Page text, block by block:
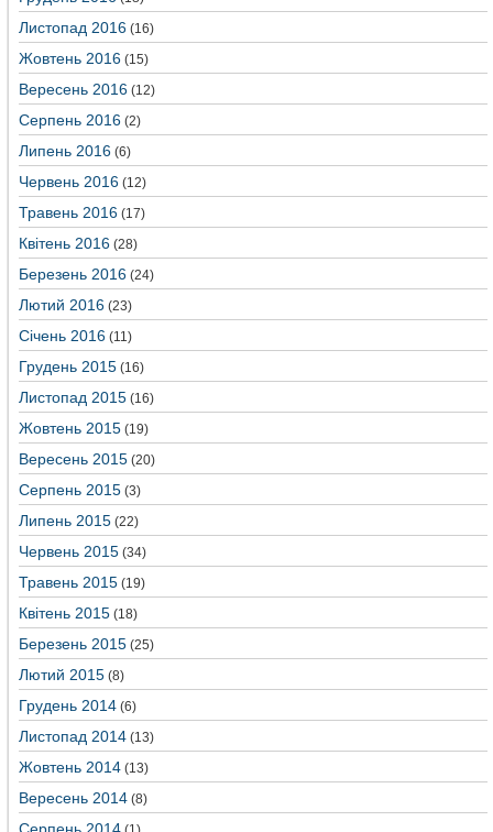
Листопад 2016 (16)
Жовтень 2016 (15)
Вересень 2016 (12)
Серпень 2016 (2)
Липень 2016 (6)
Червень 2016 (12)
Травень 2016 (17)
Квітень 2016 (28)
Березень 2016 (24)
Лютий 2016 (23)
Січень 2016 (11)
Грудень 2015 (16)
Листопад 2015 (16)
Жовтень 2015 (19)
Вересень 2015 (20)
Серпень 2015 (3)
Липень 2015 (22)
Червень 2015 (34)
Травень 2015 (19)
Квітень 2015 (18)
Березень 2015 (25)
Лютий 2015 (8)
Грудень 2014 (6)
Листопад 2014 (13)
Жовтень 2014 (13)
Вересень 2014 (8)